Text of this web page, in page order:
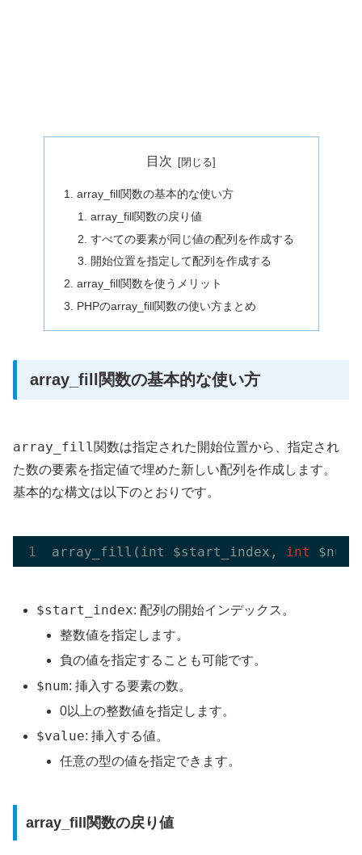
目次
array_fill関数の基本的な使い方
array_fill関数の戻り値
すべての要素が同じ値の配列を作成する
開始位置を指定して配列を作成する
array_fill関数を使うメリット
PHPのarray_fill関数の使い方まとめ
array_fill関数の基本的な使い方
array_fill関数は指定された開始位置から、指定され
た数の要素を指定値で埋めた新しい配列を作成します。
基本的な構文は以下のとおりです。
array_fill(int $start_index, int
$start_index: 配列の開始インデックス。
整数値を指定します。
負の値を指定することも可能です。
$num: 挿入する要素の数。
0以上の整数値を指定します。
$value: 挿入する値。
任意の型の値を指定できます。
array_fill関数の戻り値